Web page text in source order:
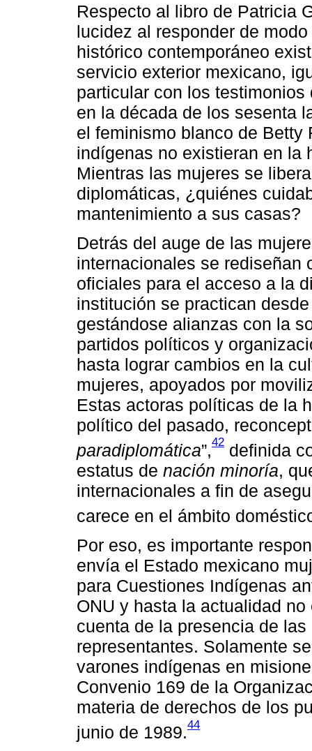
Respecto al libro de Patricia
lucidez al responder de
histórico contemporáneo
servicio exterior mexicano,
particular con los
en la década de los sesenta
el feminismo blanco de Betty
indígenas no existieran en la
Mientras las mujeres se
diplomáticas, ¿quiénes
mantenimiento a sus casas?
Detrás del auge de las
internacionales se rediseñan
oficiales para el acceso a la
institución se practican
gestándose alianzas con la
partidos políticos y
hasta lograr cambios en la
mujeres, apoyados por
Estas actoras políticas de la
político del pasado,
paradiplomática”,42 definida
estatus de nación minoría,
internacionales a fin de
carece en el ámbito
Por eso, es importante
envía el Estado mexicano
para Cuestiones Indígenas
ONU y hasta la actualidad
cuenta de la presencia de
representantes. Solamente
varones indígenas en
Convenio 169 de la
materia de derechos de los
junio de 1989.44